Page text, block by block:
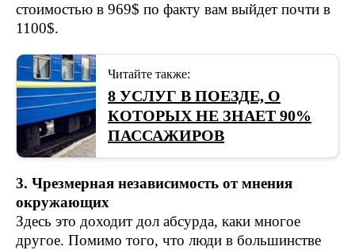
стоимостью в 969$ по факту вам выйдет почти в
1100$.
Читайте также:
8 УСЛУГ В ПОЕЗДЕ, О
КОТОРЫХ НЕ ЗНАЕТ 90%
ПАССАЖИРОВ
3. Чрезмерная независимость от мнения
окружающих
Здесь это доходит дол абсурда, каки многое
другое. Помимо того, что люди в большинстве